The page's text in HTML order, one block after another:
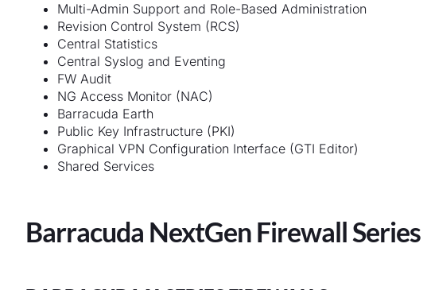
Multi-Admin Support and Role-Based Administration
Revision Control System (RCS)
Central Statistics
Central Syslog and Eventing
FW Audit
NG Access Monitor (NAC)
Barracuda Earth
Public Key Infrastructure (PKI)
Graphical VPN Configuration Interface (GTI Editor)
Shared Services
Barracuda NextGen Firewall Series